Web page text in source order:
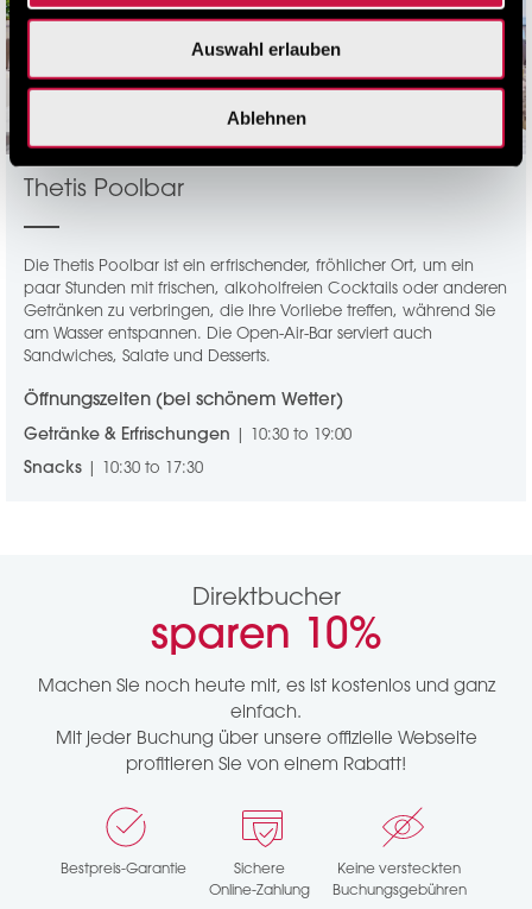
Auswahl erlauben
Ablehnen
Thetis Poolbar
Die Thetis Poolbar ist ein erfrischender, fröhlicher Ort, um ein
paar Stunden mit frischen, alkoholfreien Cocktails oder anderen
Getränken zu verbringen, die Ihre Vorliebe treffen, während Sie
am Wasser entspannen. Die Open-Air-Bar serviert auch
Sandwiches, Salate und Desserts.
Öffnungszeiten (bei schönem Wetter)
Getränke & Erfrischungen | 10:30 to 19:00
Snacks | 10:30 to 17:30
Direktbucher
sparen 10%
Machen Sie noch heute mit, es ist kostenlos und ganz
einfach.
Mit jeder Buchung über unsere offizielle Webseite
profitieren Sie von einem Rabatt!
Bestpreis-Garantie
Sichere
Online-Zahlung
Keine versteckten
Buchungsgebühren